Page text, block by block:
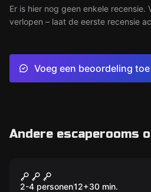
Er is hier nog geen enkele recensie.
verlopen – laat de eerste recensie
Voeg een beoordeling toe
Andere escaperooms
Nieuw
De Gevangenis
2-4 personen12+30 min.